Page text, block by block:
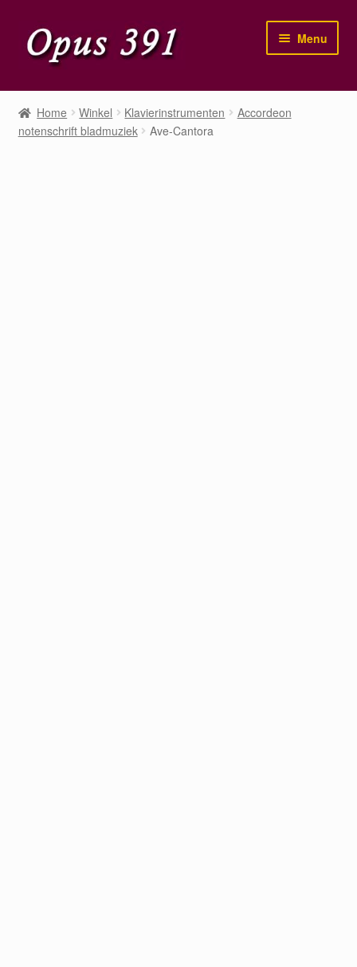
Ga
door
navigatie
Ga
naar
inhoud
Menu
Home
Winkel
Home Winkel Klavierinstrumenten
Accordeon
notenschrift bladmuziek
Ave-Cantora